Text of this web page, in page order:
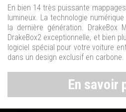
En bien 14 très puissante
lumineux. La technologie
la dernière génération.
DrakeBox2 exceptionnelle, et bien
logiciel spécial pour votre voiture
dans un design exclusif en carbone.
En savoir